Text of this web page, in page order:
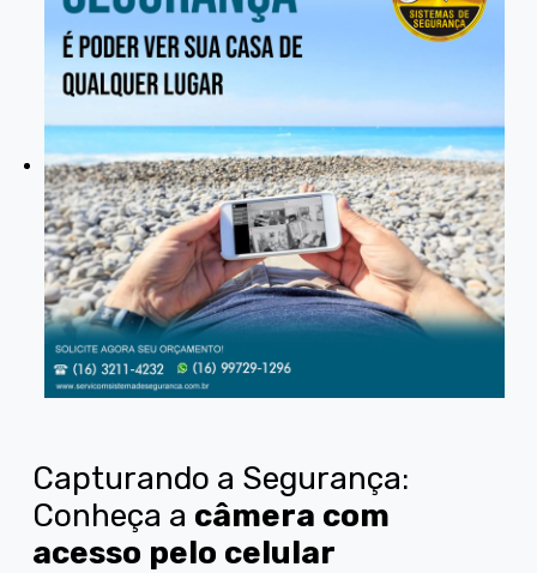
Capturando a Segurança:
Conheça a câmera com
acesso pelo celular